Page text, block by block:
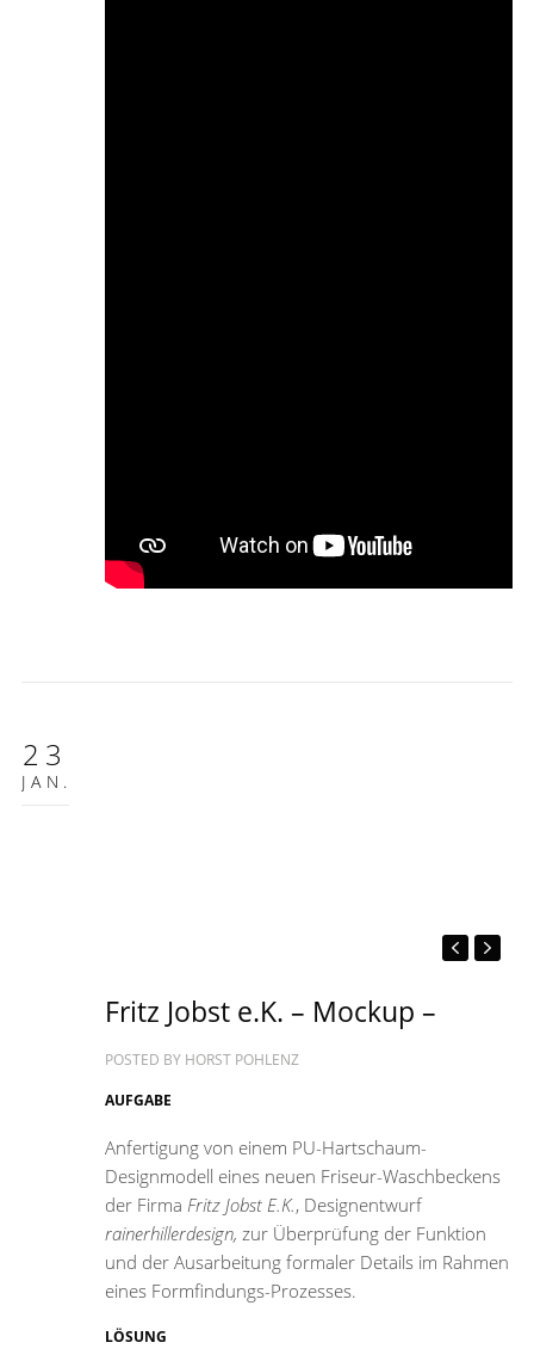
23
JAN.
Fritz Jobst e.K. – Mockup –
POSTED BY HORST POHLENZ
AUFGABE
Anfertigung von einem PU-Hartschaum-
Designmodell eines neuen Friseur-Waschbeckens
der Firma Fritz Jobst E.K., Designentwurf
rainerhillerdesign, zur Überprüfung der Funktion
und der Ausarbeitung formaler Details im Rahmen
eines Formfindungs-Prozesses.
LÖSUNG